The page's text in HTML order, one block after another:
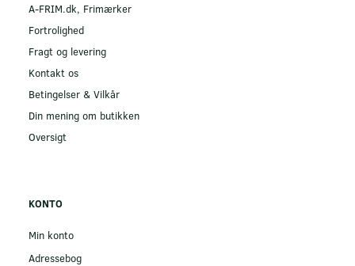
A-FRIM.dk, Frimærker
Fortrolighed
Fragt og levering
Kontakt os
Betingelser & Vilkår
Din mening om butikken
Oversigt
KONTO
Min konto
Adressebog